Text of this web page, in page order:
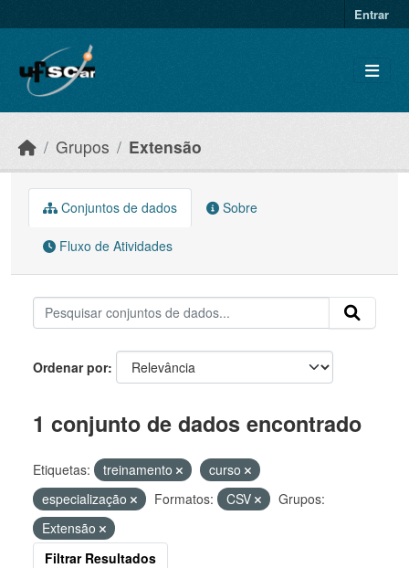
Entrar
Grupos Extensão
Conjuntos de dados Sobre
Fluxo de Atividades
Ordenar por
1 conjunto de dados encontrado
Etiquetas: treinamento
curso
especialização
Formatos: CSV
Grupos:
Extensão
Filtrar Resultados